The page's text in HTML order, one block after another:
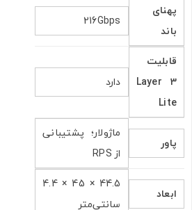
پهنای
باند
216Gbps
قابلیت
Layer 3
Lite
دارد
پاور
ماژولار؛ پشتیبانی
از RPS
ابعاد
44.5 × 45 × 4.4
سانتی‌متر